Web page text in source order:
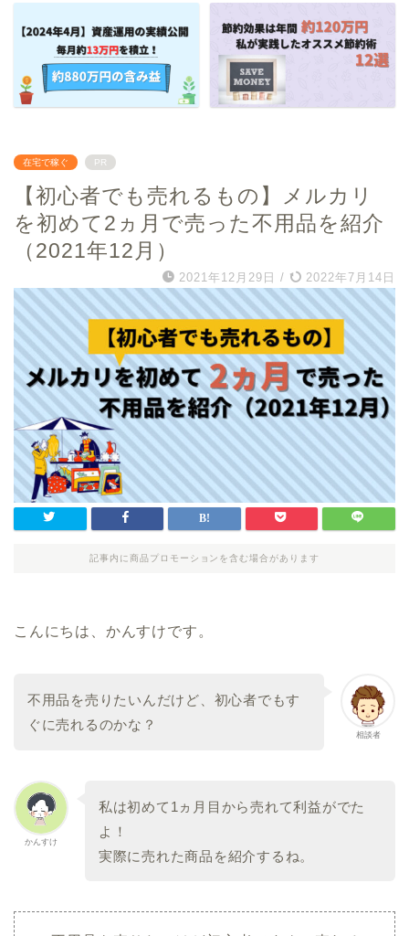
在宅で稼ぐ PR
【初心者でも売れるもの】メルカリ
を初めて2ヵ月で売った不用品を紹介
（2021年12月）
2021年12月29日 / 2022年7月14日
記事内に商品プロモーションを含む場合があります
こんにちは、かんすけです。
相談者
不用品を売りたいんだけど、初心者でもす
ぐに売れるのかな？
かんすけ
私は初めて1ヵ月目から売れて利益がでた
よ！
実際に売れた商品を紹介するね。